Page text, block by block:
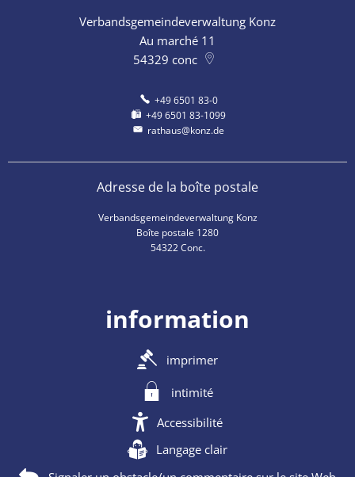
Verbandsgemeindeverwaltung Konz
Au marché 11
54329 conc
+49 6501 83-0
+49 6501 83-1099
rathaus@konz.de
Adresse de la boîte postale
Verbandsgemeindeverwaltung Konz
Boîte postale 1280
54322 Conc.
information
imprimer
intimité
Accessibilité
Langage clair